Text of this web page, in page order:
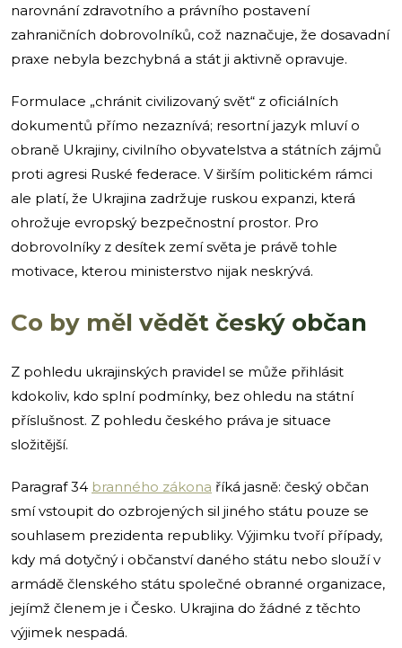
narovnání zdravotního a právního postavení
zahraničních dobrovolníků, což naznačuje, že dosavadní
praxe nebyla bezchybná a stát ji aktivně opravuje.
Formulace „chránit civilizovaný svět“ z oficiálních
dokumentů přímo nezaznívá; resortní jazyk mluví o
obraně Ukrajiny, civilního obyvatelstva a státních zájmů
proti agresi Ruské federace. V širším politickém rámci
ale platí, že Ukrajina zadržuje ruskou expanzi, která
ohrožuje evropský bezpečnostní prostor. Pro
dobrovolníky z desítek zemí světa je právě tohle
motivace, kterou ministerstvo nijak neskrývá.
Co by měl vědět český občan
Z pohledu ukrajinských pravidel se může přihlásit
kdokoliv, kdo splní podmínky, bez ohledu na státní
příslušnost. Z pohledu českého práva je situace
složitější.
Paragraf 34 branného zákona říká jasně: český občan
smí vstoupit do ozbrojených sil jiného státu pouze se
souhlasem prezidenta republiky. Výjimku tvoří případy,
kdy má dotyčný i občanství daného státu nebo slouží v
armádě členského státu společné obranné organizace,
jejímž členem je i Česko. Ukrajina do žádné z těchto
výjimek nespadá.